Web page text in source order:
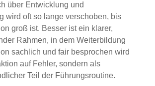
über Entwicklung und
wird oft so lange verschoben, bis
groß ist. Besser ist ein klarer,
Rahmen, in dem Weiterbildung
sachlich und fair besprochen wird
auf Fehler, sondern als
Teil der Führungsroutine.